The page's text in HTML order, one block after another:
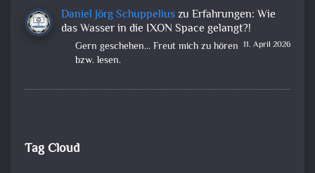
Daniel Jörg Schuppeliuszu Erfahrungen: Wie
das Wasser in die IXON Space gelangt?!
11. April 2026
Gern geschehen... Freut mich zu hören
bzw. lesen.
Tag Cloud